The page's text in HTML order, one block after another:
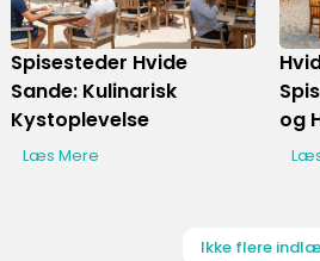
Spisesteder Hvide
Sande: Kulinarisk
Kystoplevelse
Læs Mere
og
Ikke flere